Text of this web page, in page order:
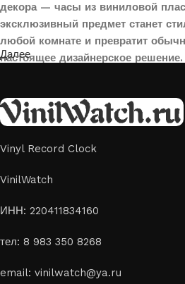
декора — часы из виниловой
эксклюзивный предмет станет
любой комнате и превратит
настоящее дизайнерское
аксессуар идеально подойдет для
офиса или даже для оформления
творческого пространства.
Картины на стекле и
Лазерная гравировка на стекле или
или украсить свой дом
украсить пространство, лазерная
Далее
Vinyl Record Clock
VinilWatch
ИНН: 220411834160
тел: 8 983 350 8268
email: vinilwatch@ya.ru